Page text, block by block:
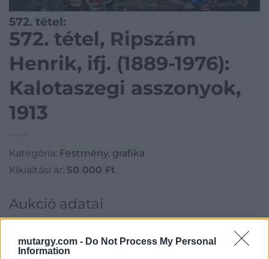
mutargy.com - Do Not Process My Personal
Information
572. tétel:
572. tétel, Ripszám
Henrik, ifj. (1889-1976):
Kalotaszegi asszonyok,
1913
Kategória: Festmény, grafika
Kikiáltási ár: 50 000 Ft
Aukció adatai
Aukció dátuma: 2015.12.16